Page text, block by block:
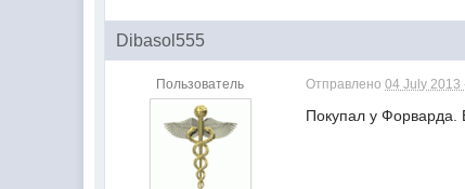
Dibasol555
Пользователь Отправлено04 July 2013
Покупал у Форварда.